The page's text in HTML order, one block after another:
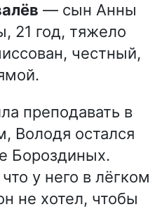
— сын Анны
21 год, тяжело
честный,
преподавать в
Володя остался
Бороздиных.
у него в лёгком
не хотел, чтобы